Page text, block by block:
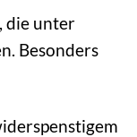
die unter
Besonders